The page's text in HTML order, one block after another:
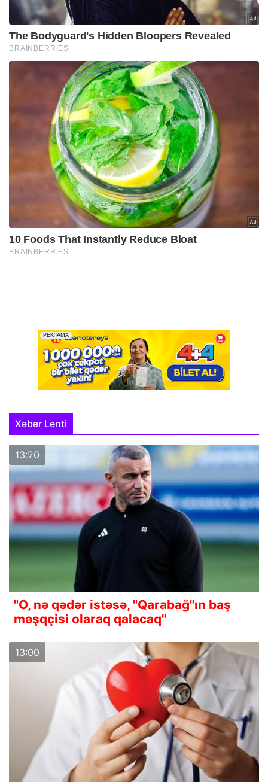
Xəbər Lenti
13:20
"O, nə qədər istəsə, "Qarabağ"ın baş
məşqçisi olaraq qalacaq"
13:00